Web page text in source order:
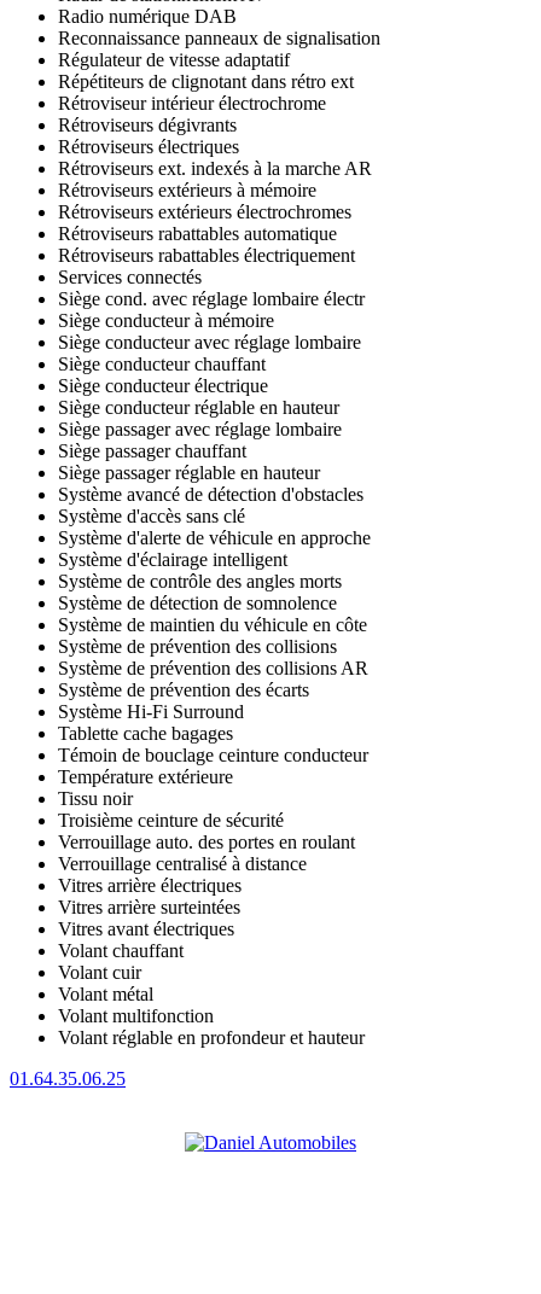
Radio numérique DAB
Reconnaissance panneaux de signalisation
Régulateur de vitesse adaptatif
Répétiteurs de clignotant dans rétro ext
Rétroviseur intérieur électrochrome
Rétroviseurs dégivrants
Rétroviseurs électriques
Rétroviseurs ext. indexés à la marche AR
Rétroviseurs extérieurs à mémoire
Rétroviseurs extérieurs électrochromes
Rétroviseurs rabattables automatique
Rétroviseurs rabattables électriquement
Services connectés
Siège cond. avec réglage lombaire électr
Siège conducteur à mémoire
Siège conducteur avec réglage lombaire
Siège conducteur chauffant
Siège conducteur électrique
Siège conducteur réglable en hauteur
Siège passager avec réglage lombaire
Siège passager chauffant
Siège passager réglable en hauteur
Système avancé de détection d'obstacles
Système d'accès sans clé
Système d'alerte de véhicule en approche
Système d'éclairage intelligent
Système de contrôle des angles morts
Système de détection de somnolence
Système de maintien du véhicule en côte
Système de prévention des collisions
Système de prévention des collisions AR
Système de prévention des écarts
Système Hi-Fi Surround
Tablette cache bagages
Témoin de bouclage ceinture conducteur
Température extérieure
Tissu noir
Troisième ceinture de sécurité
Verrouillage auto. des portes en roulant
Verrouillage centralisé à distance
Vitres arrière électriques
Vitres arrière surteintées
Vitres avant électriques
Volant chauffant
Volant cuir
Volant métal
Volant multifonction
Volant réglable en profondeur et hauteur
01.64.35.06.25